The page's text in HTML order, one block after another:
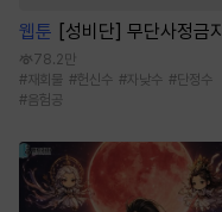
웹툰 [성비단] 무단사정금지
78.2만
# 재회물 #헌신수 #자낮수 #단정수
# 음험공